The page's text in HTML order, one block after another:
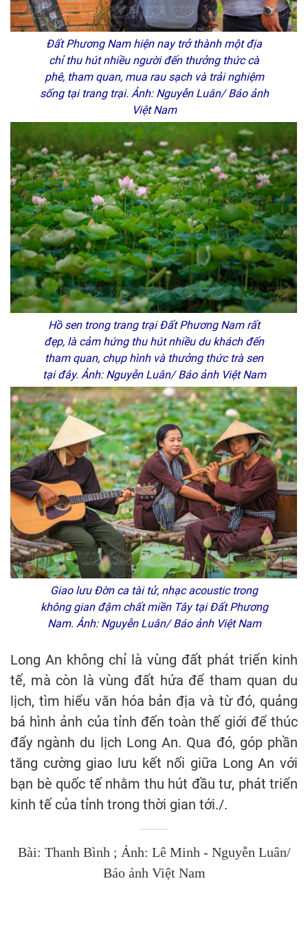
Đất Phương Nam hiện nay trở thành một địa
chỉ thu hút nhiều người đến thưởng thức cà
phê, tham quan, mua rau sạch và trải nghiệm
sống tại trang trại. Ảnh: Nguyễn Luân/ Báo ảnh
Việt Nam
Hồ sen trong trang trại Đất Phương Nam rất
đẹp, là cảm hứng thu hút nhiều du khách đến
tham quan, chụp hình và thưởng thức trà sen
tại đây. Ảnh: Nguyễn Luân/ Báo ảnh Việt Nam
Giao lưu Đờn ca tài tử, nhạc acoustic trong
không gian đậm chất miền Tây tại Đất Phương
Nam. Ảnh: Nguyễn Luân/ Báo ảnh Việt Nam
Long An không chỉ là vùng đất phát triển kinh
tế, mà còn là vùng đất hứa để tham quan du
lịch, tìm hiểu văn hóa bản địa và từ đó, quảng
bá hình ảnh của tỉnh đến toàn thế giới để thúc
đẩy ngành du lịch Long An. Qua đó, góp phần
tăng cường giao lưu kết nối giữa Long An với
bạn bè quốc tế nhằm thu hút đầu tư, phát triển
kinh tế của tỉnh trong thời gian tới./.
Bài: Thanh Bình ; Ảnh: Lê Minh - Nguyễn Luân/
Báo ảnh Việt Nam